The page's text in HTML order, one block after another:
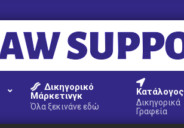
Δικηγορικό
Μάρκετινγκ
Όλα ξεκινάνε εδώ
Κατάλογος
Δικηγορικά
Γραφεία